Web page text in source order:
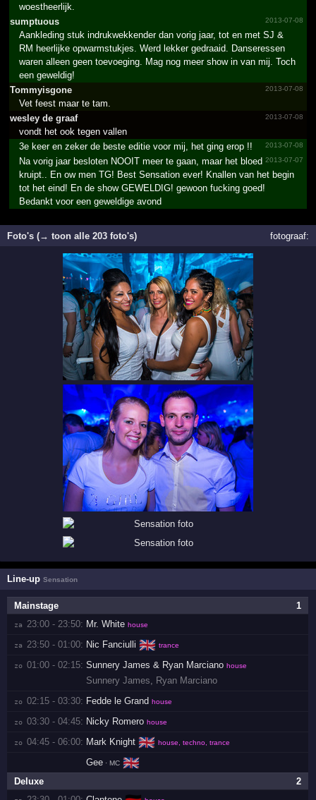
woestheerlijk.
sumptuous
2013-07-08
Aankleding stuk indrukwekkender dan vorig jaar, tot en met SJ &
RM heerlijke opwarmstukjes. Werd lekker gedraaid. Danseressen
waren alleen geen toevoeging. Mag nog meer show in van mij. Toch
een geweldig!
Tommyisgone
2013-07-08
Vet feest maar te tam.
wesley de graaf
2013-07-08
vondt het ook tegen vallen
2013-07-08
3e keer en zeker de beste editie voor mij, het ging erop !!
2013-07-07
Na vorig jaar besloten NOOIT meer te gaan, maar het bloed
kruipt.. En ow men TG! Best Sensation ever! Knallen van het begin
tot het eind! En de show GEWELDIG! gewoon fucking goed!
Bedankt voor een geweldige avond
Foto's (→ toon alle 203 foto's) fotograaf:
Line-upSensation
1
Mainstage
za 23:00 - 23:50: Mr. White house
za 23:50 - 01:00: Nic Fanciulli 🇬🇧 trance
zo 01:00 - 02:15: Sunnery James & Ryan Marciano house
Sunnery James Ryan Marciano
zo 02:15 - 03:30: Fedde le Grand house
zo 03:30 - 04:45: Nicky Romero house
zo 04:45 - 06:00: Mark Knight 🇬🇧 house, techno, trance
Gee · MC 🇬🇧
2
Deluxe